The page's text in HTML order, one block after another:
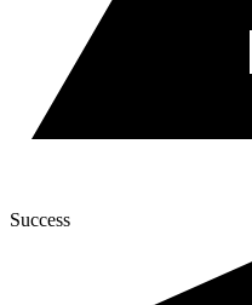
Success